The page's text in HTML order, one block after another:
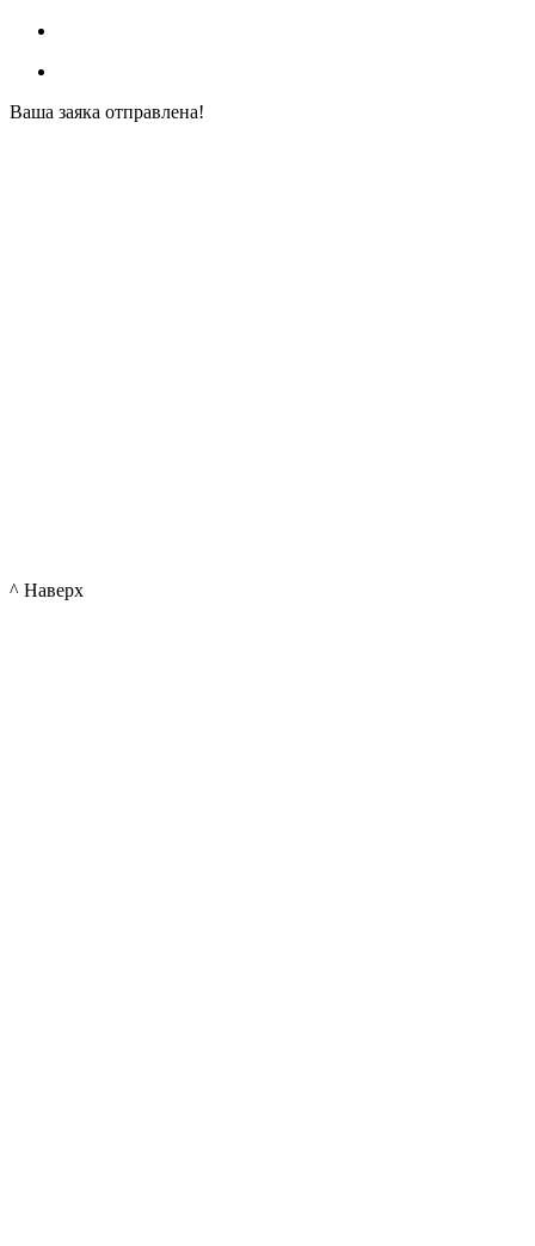
Ваша заяка отправлена!
^ Наверх